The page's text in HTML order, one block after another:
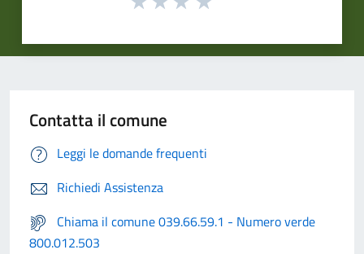
Contatta il comune
Leggi le domande frequenti
Richiedi Assistenza
Chiama il comune 039.66.59.1 - Numero verde
800.012.503